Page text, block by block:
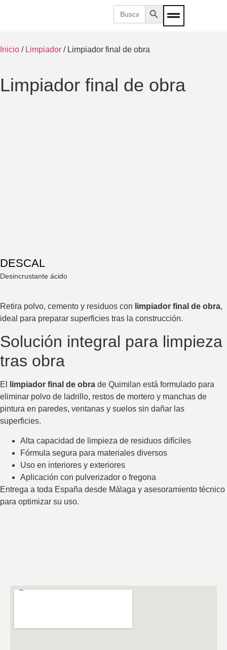
Buscar: Botón de búsqueda
Inicio / Limpiador / Limpiador final de obra
Limpiador final de obra
DESCAL
Desincrustante ácido
Retira polvo, cemento y residuos con limpiador final de obra,
ideal para preparar superficies tras la construcción.
Solución integral para limpieza
tras obra
El limpiador final de obra de Quimilan está formulado para
eliminar polvo de ladrillo, restos de mortero y manchas de
pintura en paredes, ventanas y suelos sin dañar las
superficies.
Alta capacidad de limpieza de residuos difíciles
Fórmula segura para materiales diversos
Uso en interiores y exteriores
Aplicación con pulverizador o fregona
Entrega a toda España desde Málaga y asesoramiento técnico
para optimizar su uso.